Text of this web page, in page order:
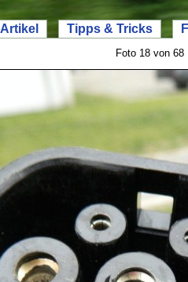
Artikel Tipps & Tricks
Foto 18 von 68